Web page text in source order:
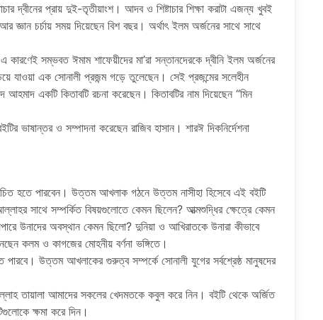
দ্বীনের প্রায় দুই-তৃতীয়াংশ। আদব ও শিষ্টাচার শিক্ষা করাটা এজন্য খুবই
চর্চায় সময় দিয়েছেন বিশ বছর। অর্থাৎ ইলম অর্জনের সাথে সাথে
সম্ভবত ঈমাম শাফেয়ীদের মা’রা সন্তানদেরকে দ্বীনি ইলম অর্জনের
যাওয়া এক সোনালী প্রজন্ম গড়ে তুলেছেন। সেই প্রজন্মের সলেহীন
একটি কিতাবটি রচনা করেছেন। কিতাবটির নাম দিয়েছেন “মিন
ভাষান্তর ও সম্পাদনা করেছেন রাজিব হাসান। শারঈ দিকনির্দেশনা
হতে পারবেন। উত্তম আখলাক গঠনে উত্তম নাসীহা হিসেবে এই বইটি
সাথে সম্পর্কিত বিষয়গুলোতে কেমন ছিলেন? আত্মশুদ্ধির ক্ষেত্রে কেমন
উনাদের অবস্থান কেমন ছিলো? দুনিয়া ও আখিরাতকে উনারা কীভাবে
কলম ও কাগজের মোহনীয় বর্ণনা ভঙ্গিতে।
উত্তম আখলাকের গুরুত্ব সম্পর্কে সোনালী যুগের সর্বশ্রেষ্ঠ মানুষদের
তায়ালা আমাদের সকলের খেদমতকে কবুল করে নিন। বইটি থেকে অর্জিত
ক্ষমা করে দিন।